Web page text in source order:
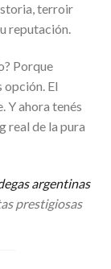
terroir
reputación.
Porque
opción. El
Y ahora tenés
real de la pura
argentinas
prestigiosas